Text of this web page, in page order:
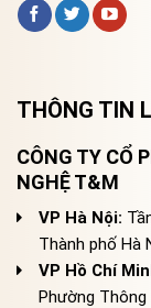
THÔNG TIN
CÔNG TY CỔ
NGHỆ T&M
VP Hà Nội:
Thành phố Hà
VP Hồ Chí
Phường Thông